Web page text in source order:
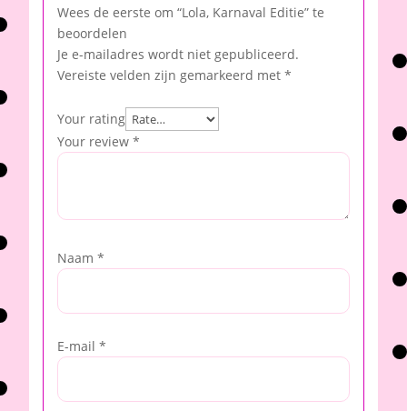
Wees de eerste om “Lola, Karnaval Editie” te
beoordelen
Je e-mailadres wordt niet gepubliceerd.
Vereiste velden zijn gemarkeerd met *
Your rating
Your review *
Naam *
E-mail *